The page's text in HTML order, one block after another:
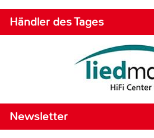
Händler des Tages
Newsletter